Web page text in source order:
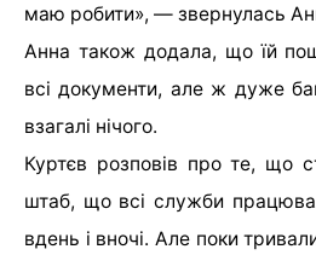
маю робити», — звернулась
Анна також додала, що їй
всі документи, але ж дуже
взагалі нічого.
Куртєв розповів про те, що
штаб, що всі служби
вдень і вночі. Але поки